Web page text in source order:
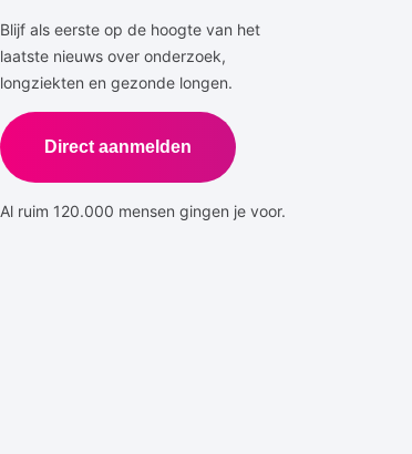
Blijf als eerste op de hoogte van het
laatste nieuws over onderzoek,
longziekten en gezonde longen.
Direct aanmelden
Al ruim 120.000 mensen gingen je voor.